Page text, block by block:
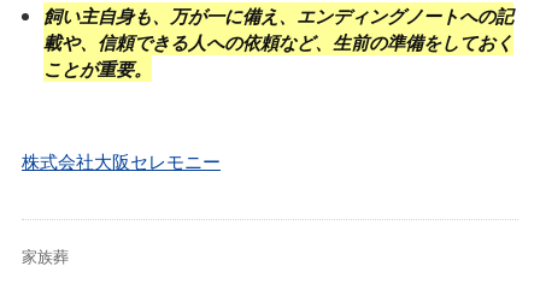
飼い主自身も、万が一に備え、エンディングノートへの記
載や、信頼できる人への依頼など、生前の準備をしておく
ことが重要。
株式会社大阪セレモニー
家族葬